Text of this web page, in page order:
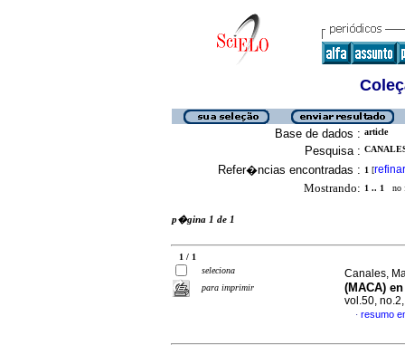
Base de dados : article
Pesquisa :
Refer�ncias encontradas : 1 [refinar
Mostrando: 1 .. 1 no
p�gina 1 de 1
1 / 1
seleciona
para imprimir
Canales,
(MACA)
vol.50,
· resumo